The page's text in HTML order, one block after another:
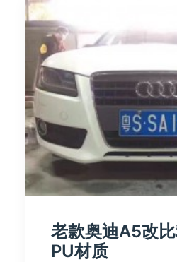
老款奥迪A5改比
PU材质